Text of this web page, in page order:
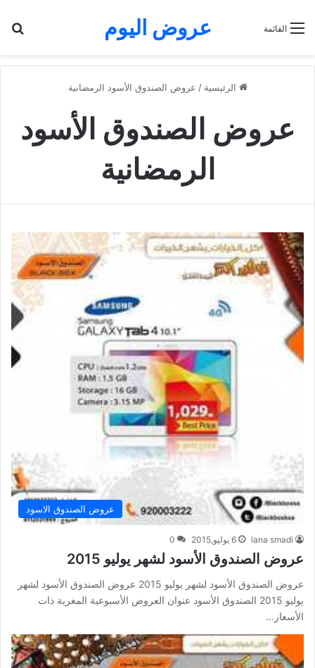
عروض اليوم القائمة
الرئيسية / عروض الصندوق الأسود الرمضانية
عروض الصندوق الأسود
الرمضانية
عروض الصندوق الاسود
lana smadi 6 يوليو,2015 0
عروض الصندوق الأسود لشهر يوليو 2015
عروض الصندوق الأسود لشهر يوليو 2015 عروض الصندوق الأسود لشهر
يوليو 2015 الصندوق الأسود عنوان العروض الأسبوعية المغرية ذات
الأسعار…